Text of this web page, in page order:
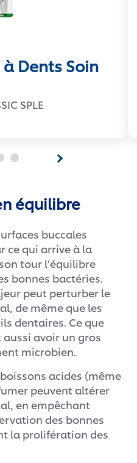
Dents Soin
SPLE
équilibre
buccales
ce qui arrive à la
tour l’équilibre
bonnes bactéries.
peut perturber le
de même que les
dentaires. Ce que
avoir un gros
microbien.
acides (même
peuvent altérer
en empêchant
des bonnes
la prolifération des